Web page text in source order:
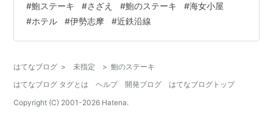
太平洋のさざえの違いです。 前回の記事はこちら...
finitykt.hatenablog.com さざえの形状 太平洋のさざえ
大きな棘があるのが特徴です。 前回ご紹介した伊勢志摩
#鮑ステーキ #さざえ #鮑のステーキ #海女小屋
#ホテル #伊勢志摩 #近鉄沿線
はてなブログ > 未指定 > 鮑のステーキ
はてなブログ タグとは
ヘルプ 開発ブログ
はてなブログトップ
Copyright (C) 2001-2026 Hatena.